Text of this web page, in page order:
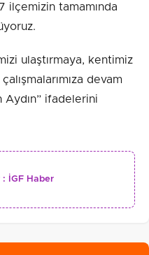
ilçemizin tamamında
ulaştırmaya, kentimiz
devam
ifadelerini
: İGF Haber